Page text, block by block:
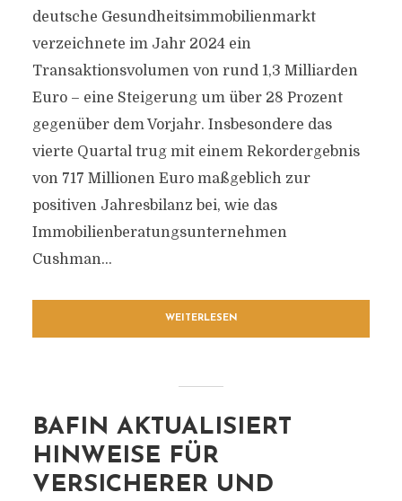
deutsche Gesundheitsimmobilienmarkt
verzeichnete im Jahr 2024 ein
Transaktionsvolumen von rund 1,3 Milliarden
Euro – eine Steigerung um über 28 Prozent
gegenüber dem Vorjahr. Insbesondere das
vierte Quartal trug mit einem Rekordergebnis
von 717 Millionen Euro maßgeblich zur
positiven Jahresbilanz bei, wie das
Immobilienberatungsunternehmen
Cushman...
WEITERLESEN
BAFIN AKTUALISIERT
HINWEISE FÜR
VERSICHERER UND